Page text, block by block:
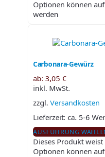
Optionen können
werden
Carbonara-Gewürz
ab: 3,05 €
inkl. MwSt.
zzgl. Versandkosten
Lieferzeit: ca. 5-6
AUSFÜHRUNG
Dieses Produkt
Optionen können